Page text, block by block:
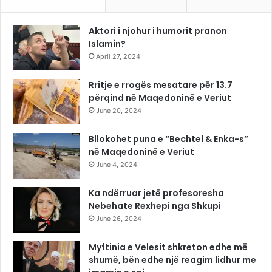
Aktori i njohur i humorit pranon
Islamin?
April 27, 2024
Rritje e rrogës mesatare për 13.7
përqind në Maqedoninë e Veriut
June 20, 2024
Bllokohet puna e “Bechtel & Enka-s”
në Maqedoninë e Veriut
June 4, 2024
Ka ndërruar jetë profesoresha
Nebehate Rexhepi nga Shkupi
June 26, 2024
Myftinia e Velesit shkreton edhe më
shumë, bën edhe një reagim lidhur me